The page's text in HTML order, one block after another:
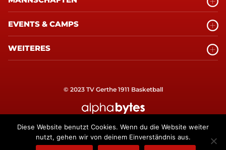
EVENTS & CAMPS
WEITERES
© 2023 TV Gerthe 1911 Basketball
Diese Website benutzt Cookies. Wenn du die Website weiter
nutzt, gehen wir von deinem Einverständnis aus.